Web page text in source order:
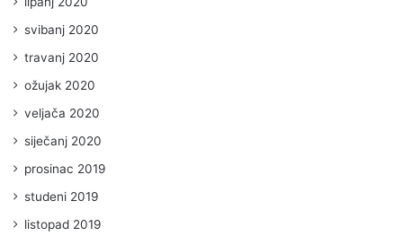
svibanj 2020
travanj 2020
ožujak 2020
veljača 2020
siječanj 2020
prosinac 2019
studeni 2019
listopad 2019